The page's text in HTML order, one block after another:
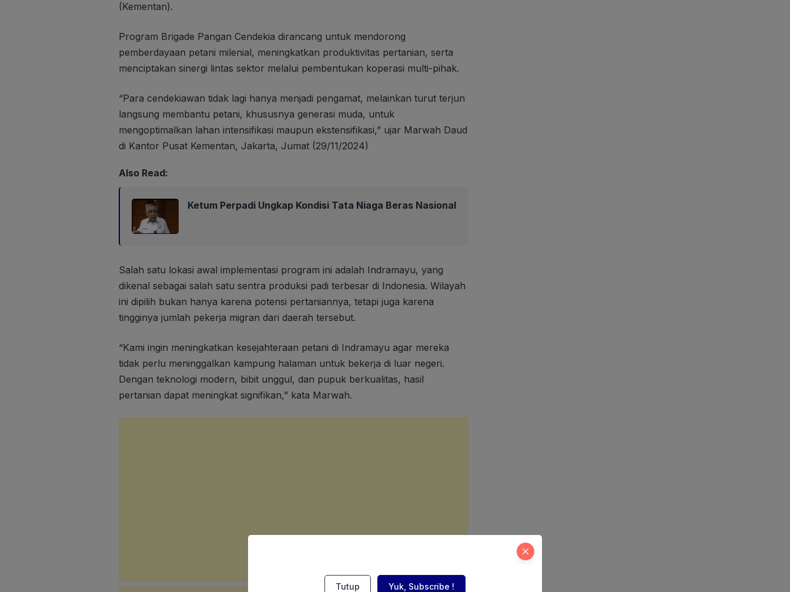
(Kementan).
Program Brigade Pangan Cendekia dirancang untuk mendorong
pemberdayaan petani milenial, meningkatkan produktivitas pertanian, serta
menciptakan sinergi lintas sektor melalui pembentukan koperasi multi-pihak.
“Para cendekiawan tidak lagi hanya menjadi pengamat, melainkan turut terjun
langsung membantu petani, khususnya generasi muda, untuk
mengoptimalkan lahan intensifikasi maupun ekstensifikasi,” ujar Marwah Daud
di Kantor Pusat Kementan, Jakarta, Jumat (29/11/2024)
Also Read:
Ketum Perpadi Ungkap Kondisi Tata Niaga Beras Nasional
Salah satu lokasi awal implementasi program ini adalah Indramayu, yang
dikenal sebagai salah satu sentra produksi padi terbesar di Indonesia. Wilayah
ini dipilih bukan hanya karena potensi pertaniannya, tetapi juga karena
tingginya jumlah pekerja migran dari daerah tersebut.
“Kami ingin meningkatkan kesejahteraan petani di Indramayu agar mereka
tidak perlu meninggalkan kampung halaman untuk bekerja di luar negeri.
Dengan teknologi modern, bibit unggul, dan pupuk berkualitas, hasil
pertanian dapat meningkat signifikan,” kata Marwah.
Tutup Yuk, Subscribe !